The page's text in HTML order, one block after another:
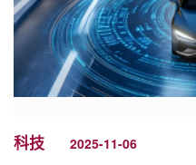
科技 2025-11-06